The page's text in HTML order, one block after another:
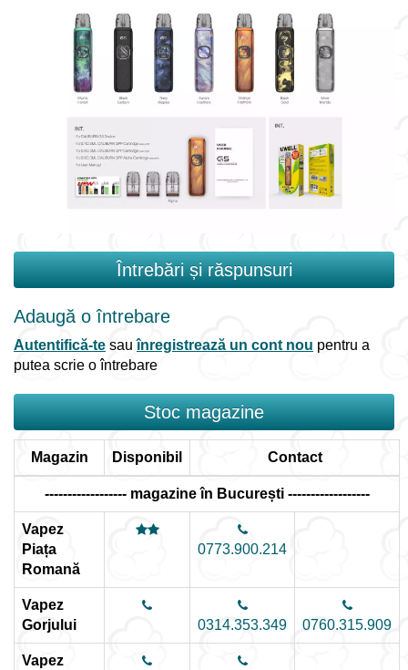
Întrebări și răspunsuri
Adaugă o întrebare
Autentifică-te sauînregistrează un cont nou pentru a
putea scrie o întrebare
Stoc magazine
Magazin Disponibil Contact
------------------ magazine în București ------------------
Vapez
Piața
Romană
0773.900.214
Vapez
Gorjului
0314.353.349 0760.315.909
Vapez